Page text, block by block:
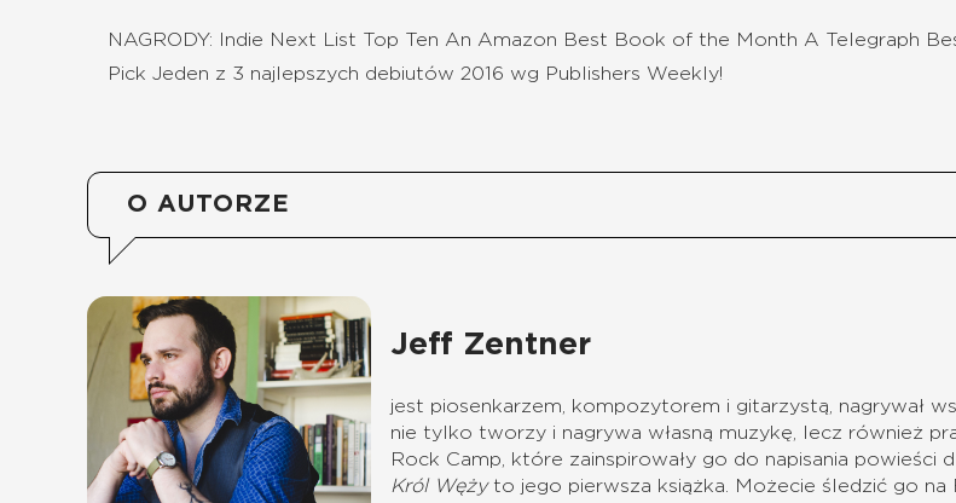
NAGRODY: Indie Next List Top Ten An Amazon Best Book of the Month A Telegraph
Pick Jeden z 3 najlepszych debiutów 2016 wg Publishers Weekly!
O AUTORZE
Jeff Zentner
jest piosenkarzem, kompozytorem i gitarzystą, nagrywał
nie tylko tworzy i nagrywa własną muzykę, lecz również
Rock Camp, które zainspirowały go do napisania
Król Wężyto jego pierwsza książka. Możecie śledzić go